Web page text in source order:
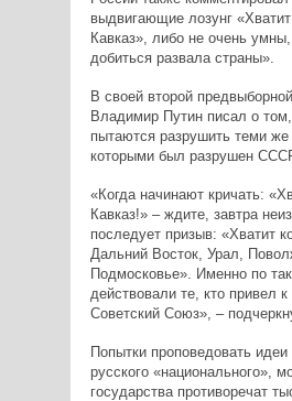
выдвигающие лозунг
Кавказ», либо не очень
добиться развала страны».
В своей второй
Владимир Путин писал о
пытаются разрушить теми же
которыми был разрушен
«Когда начинают кричать:
Кавказ!» – ждите, завтра
последует призыв: «Хватит
Дальний Восток, Урал,
Подмосковье». Именно по
действовали те, кто привел
Советский Союз», –
Попытки проповедовать идеи
русского «национального»,
государства противоречат